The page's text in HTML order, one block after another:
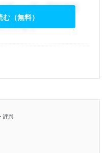
（無料）
評判